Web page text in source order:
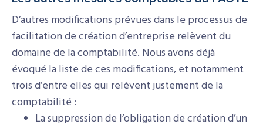
D’autres modifications prévues dans le processus de
facilitation de création d’entreprise relèvent du
domaine de la comptabilité. Nous avons déjà
évoqué la liste de ces modifications, et notamment
trois d’entre elles qui relèvent justement de la
comptabilité :
La suppression de l’obligation de création d’un